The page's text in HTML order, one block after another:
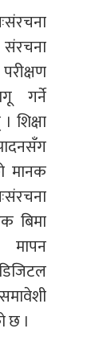
गर्ने
शिक्षा
मानक
बिमा
मापन
छ ।